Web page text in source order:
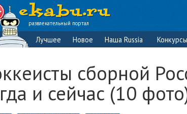
развлекательный портал
Лучшее Новое Наша Russia Конкурсы
сборной
и сейчас (10